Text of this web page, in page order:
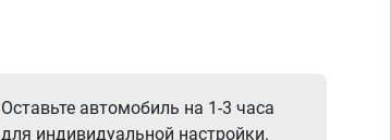
Оставьте автомобиль на 1-3 часа
для индивидуальной настройки.